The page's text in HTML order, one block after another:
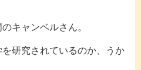
キャンベルさん。
研究されているのか、うか